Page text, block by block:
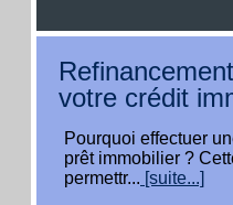
votre crédit
Pourquoi effectuer
prêt immobilier ?
permettr... [suite...]